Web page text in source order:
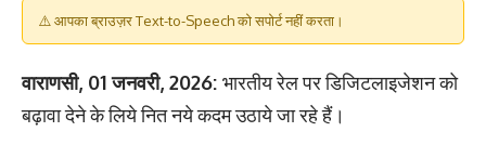
⚠️ आपका ब्राउज़र Text-to-Speech को सपोर्ट नहीं करता।
वाराणसी, 01 जनवरी, 2026: भारतीय रेल पर डिजिटलाइजेशन को
बढ़ावा देने के लिये नित नये कदम उठाये जा रहे हैं।